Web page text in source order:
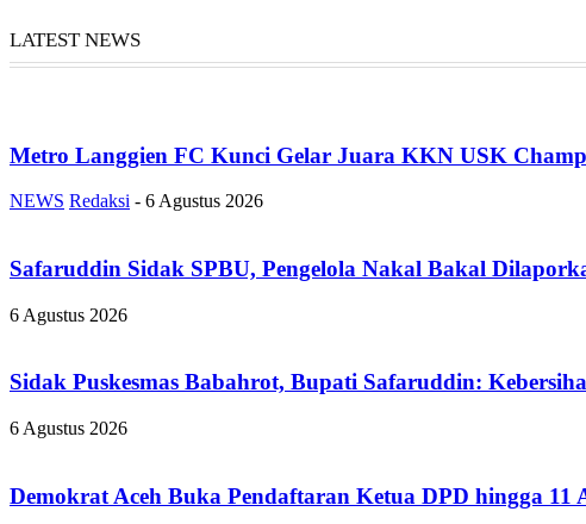
LATEST NEWS
Metro Langgien FC Kunci Gelar Juara KKN USK
NEWS Redaksi - 6 Agustus 2026
Safaruddin Sidak SPBU, Pengelola Nakal Bakal
6 Agustus 2026
Sidak Puskesmas Babahrot, Bupati Safaruddin:
6 Agustus 2026
Demokrat Aceh Buka Pendaftaran Ketua DPD hingga 11